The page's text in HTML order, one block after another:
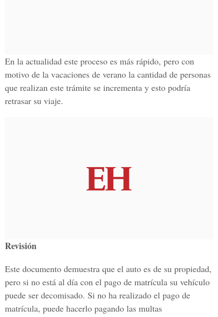
En la actualidad este proceso es más rápido, pero con
motivo de la vacaciones de verano la cantidad de personas
que realizan este trámite se incrementa y esto podría
retrasar su viaje.
Revisión
Este documento demuestra que el auto es de su propiedad,
pero si no está al día con el pago de matrícula su vehículo
puede ser decomisado. Si no ha realizado el pago de
matrícula, puede hacerlo pagando las multas